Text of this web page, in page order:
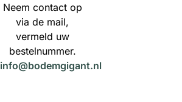
Neem contact op
via de mail,
vermeld uw
bestelnummer.
info@bodemgigant.nl